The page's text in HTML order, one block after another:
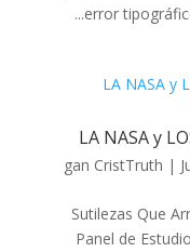
error
LA NASA y
gan CristTruth |
Sutilezas Que
Panel de